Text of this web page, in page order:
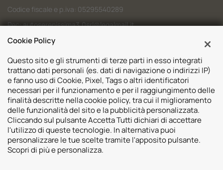
Codice fiscale e p.iva: 05295540289
Pec:autoserenissima3.0srl@legalmail.it
Codice SDI: M5UXCR1
Sedi
Volvo Padova
Volvo Venezia
Usato Padova
Mazda Padova
Risorse
Valuta il tuo Usato
Contatti
Promozioni
Cookie Policy
Questo sito e gli strumenti di terze parti in esso integrati
trattano dati personali (es. dati di navigazione o indirizzi IP)
e fanno uso di Cookie, Pixel, Tags o altri identificatori
necessari per il funzionamento e per il raggiungimento delle
finalità descritte nella cookie policy, tra cui il miglioramento
delle funzionalità del sito e la pubblicità personalizzata.
Cliccando sul pulsante Accetta Tutti dichiari di accettare
l'utilizzo di queste tecnologie. In alternativa puoi
personalizzare le tue scelte tramite l'apposito pulsante.
Scopri di più e personalizza.